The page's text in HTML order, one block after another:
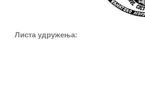
Листа удружења: